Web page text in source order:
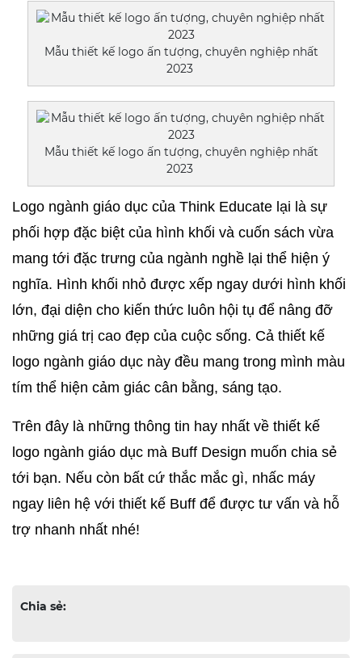
Mẫu thiết kế logo ấn tượng, chuyên nghiệp nhất
2023
Mẫu thiết kế logo ấn tượng, chuyên nghiệp nhất
2023
Logo ngành giáo dục của Think Educate lại là sự
phối hợp đặc biệt của hình khối và cuốn sách vừa
mang tới đặc trưng của ngành nghề lại thể hiện ý
nghĩa. Hình khối nhỏ được xếp ngay dưới hình khối
lớn, đại diện cho kiến thức luôn hội tụ để nâng đỡ
những giá trị cao đẹp của cuộc sống. Cả thiết kế
logo ngành giáo dục này đều mang trong mình màu
tím thể hiện cảm giác cân bằng, sáng tạo.
Trên đây là những thông tin hay nhất về thiết kế
logo ngành giáo dục mà Buff Design muốn chia sẻ
tới bạn. Nếu còn bất cứ thắc mắc gì, nhấc máy
ngay liên hệ với thiết kế Buff để được tư vấn và hỗ
trợ nhanh nhất nhé!
Chia sẻ: